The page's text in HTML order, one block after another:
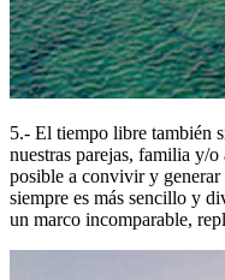
5.- El tiempo libre también
nuestras parejas, familia y/
posible a convivir y
siempre es más sencillo y
un marco incomparable,